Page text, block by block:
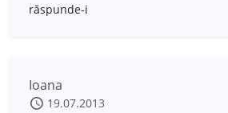
răspunde-i
Ioana
19.07.2013